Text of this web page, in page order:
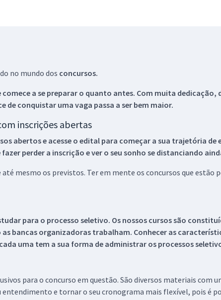
no mundo dos concursos.
a se preparar o quanto antes. Com muita dedicação,
de conquistar uma vaga passa a ser bem maior.
inscrições abertas
abertos e acesse o edital para começar a sua trajetória
perder a inscrição e ver o seu sonho se distanciando
mesmo os previstos. Ter em mente os concursos que estão
para o processo seletivo. Os nossos cursos são
bancas organizadoras trabalham. Conhecer as
uma tem a sua forma de administrar os processos
para o concurso em questão. São diversos materiais com
e tornar o seu cronograma mais flexível, pois é